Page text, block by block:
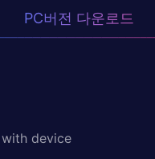
PC버전 다운로드
device